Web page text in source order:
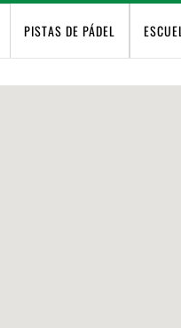
PISTAS DE PÁDEL